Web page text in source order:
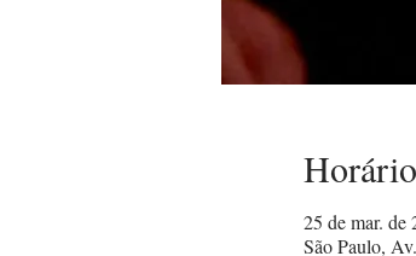
25 de mar. de
São Paulo,